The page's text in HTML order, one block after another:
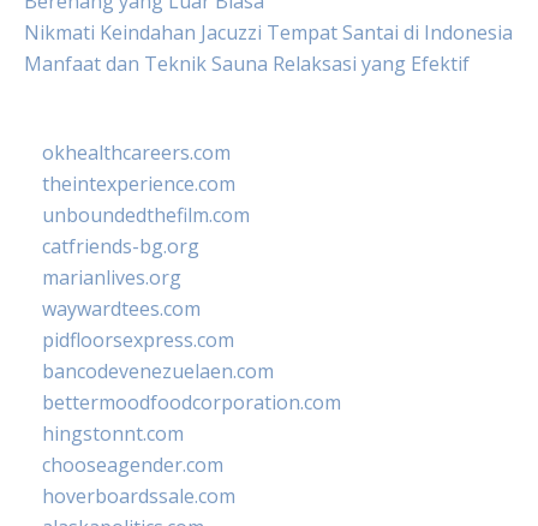
Nikmati Keindahan Jacuzzi Tempat Santai di Indonesia
Manfaat dan Teknik Sauna Relaksasi yang Efektif
okhealthcareers.com
theintexperience.com
unboundedthefilm.com
catfriends-bg.org
marianlives.org
waywardtees.com
pidfloorsexpress.com
bancodevenezuelaen.com
bettermoodfoodcorporation.com
hingstonnt.com
chooseagender.com
hoverboardssale.com